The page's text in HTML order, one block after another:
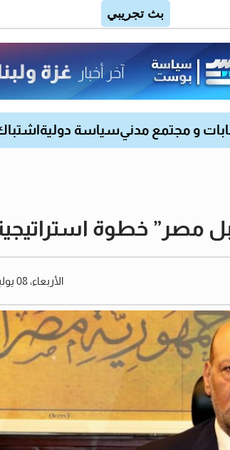
و مجتمع مدنيسياسة دولية
خطوة استراتيجية
الأربعاء، 08 يوليو 2026 06:32 مساءً